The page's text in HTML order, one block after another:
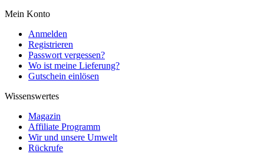
Mein Konto
Anmelden
Registrieren
Passwort vergessen?
Wo ist meine Lieferung?
Gutschein einlösen
Wissenswertes
Magazin
Affiliate Programm
Wir und unsere Umwelt
Rückrufe